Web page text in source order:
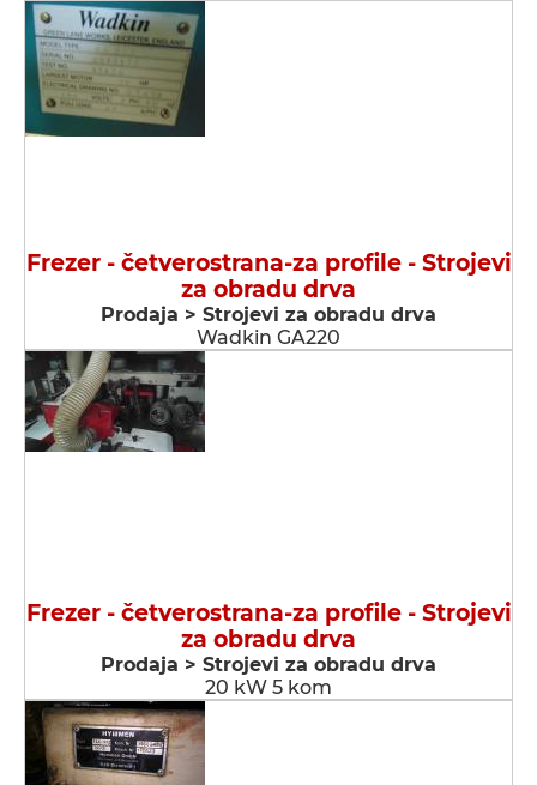
Frezer - četverostrana-za profile - Strojevi
za obradu drva
Prodaja > Strojevi za obradu drva
Wadkin GA220
Frezer - četverostrana-za profile - Strojevi
za obradu drva
Prodaja > Strojevi za obradu drva
20 kW 5 kom